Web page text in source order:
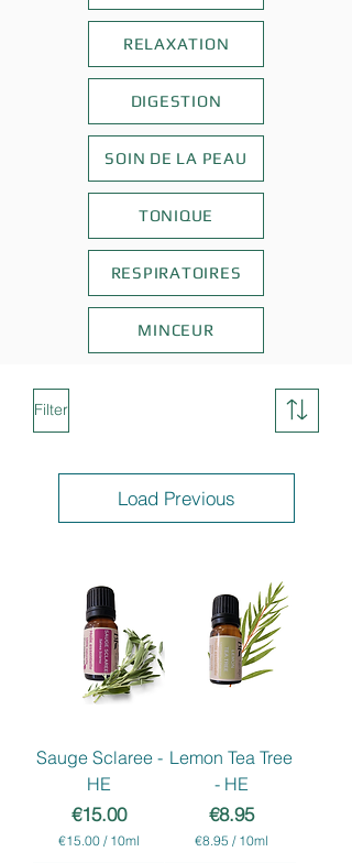
RELAXATION
DIGESTION
SOIN DE LA PEAU
TONIQUE
RESPIRATOIRES
MINCEUR
Filter
Load Previous
Sauge Sclaree -
HE
Price
€15.00
€15.00 / 10ml
Lemon Tea Tree
- HE
Price
€8.95
€8.95 / 10ml